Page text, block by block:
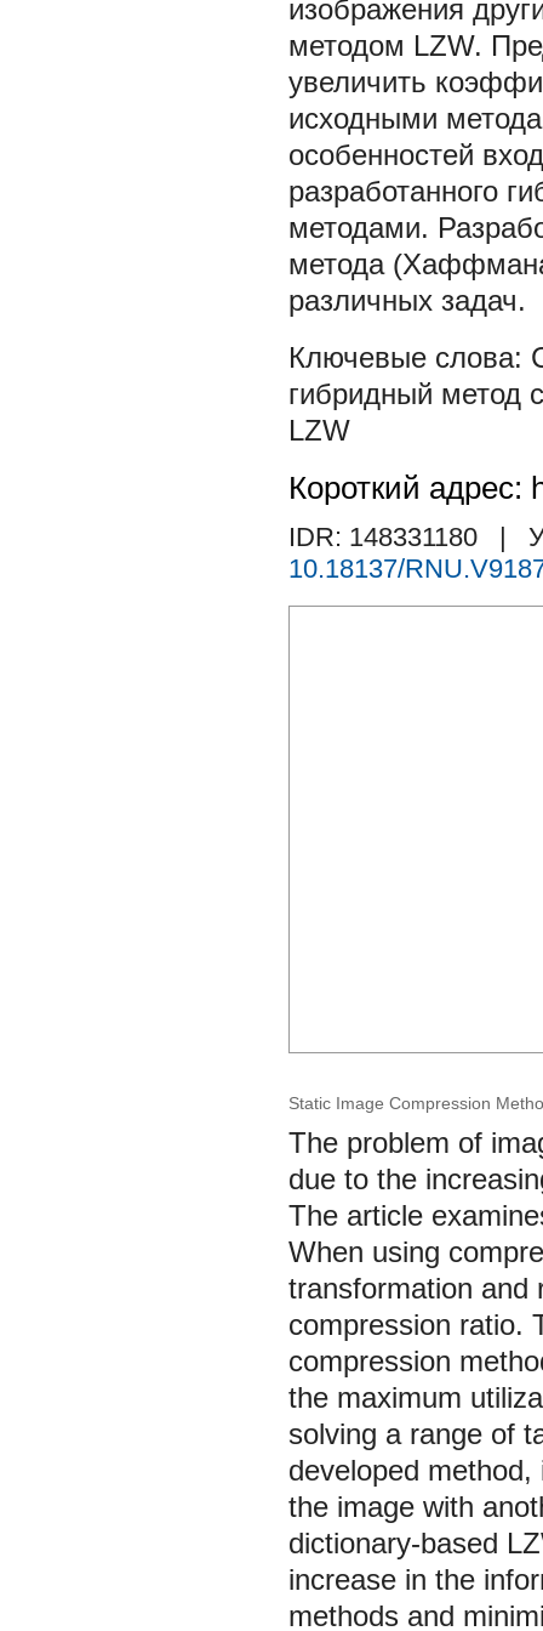
изображения
методом LZW.
увеличить
исходными
особенностей
разработанного
методами.
метода
различных задач.
гибридный метод
LZW
Короткий адрес:
IDR: 148331180
|
10.18137/
Static Image Compression
The problem of
due to the
The article
When using
transformation and
compression ratio.
compression
the maximum
solving a range of
developed
the image with
dictionary-based
increase in the
methods and